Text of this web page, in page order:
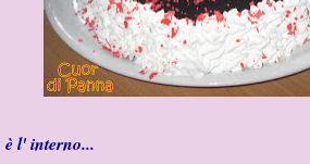
è l' interno...